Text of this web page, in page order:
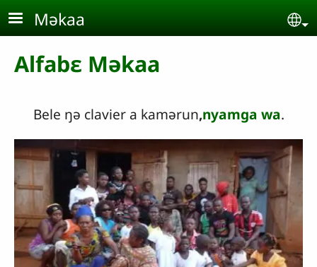
Aller au contenu principal
Məkaa
Alfabɛ Məkaa
Bele ŋə clavier a kamərun,nyamga wa.